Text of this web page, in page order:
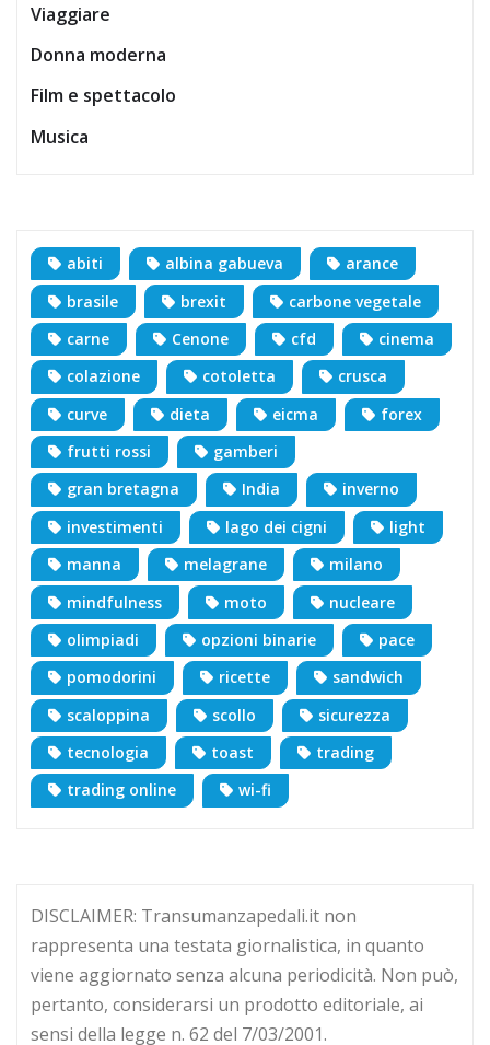
Viaggiare
Donna moderna
Film e spettacolo
Musica
abiti albina gabueva
arance
brasile
brexit
carbone vegetale
carne
Cenone cfd
cinema
colazione
cotoletta
crusca
curve
dieta eicma
forex
frutti rossi
gamberi
gran bretagna
India
inverno
investimenti
lago dei cigni
light
manna
melagrane
milano
mindfulness
moto
nucleare
olimpiadi
opzioni binarie
pace
pomodorini
ricette
sandwich
scaloppina
scollo
sicurezza
tecnologia
toast
trading
trading online
wi-fi
DISCLAIMER: Transumanzapedali.it non
rappresenta una testata giornalistica, in quanto
viene aggiornato senza alcuna periodicità. Non può,
pertanto, considerarsi un prodotto editoriale, ai
sensi della legge n. 62 del 7/03/2001.